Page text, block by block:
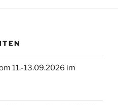
11.-13.09.2026 im